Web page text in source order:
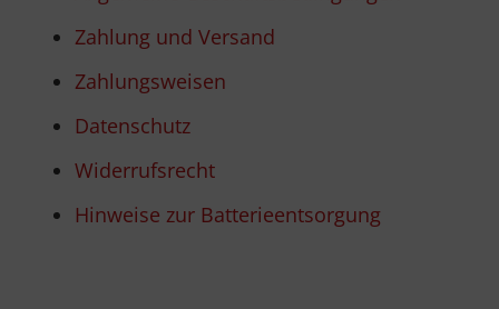
Zahlung und Versand
Zahlungsweisen
Datenschutz
Widerrufsrecht
Hinweise zur Batterieentsorgung